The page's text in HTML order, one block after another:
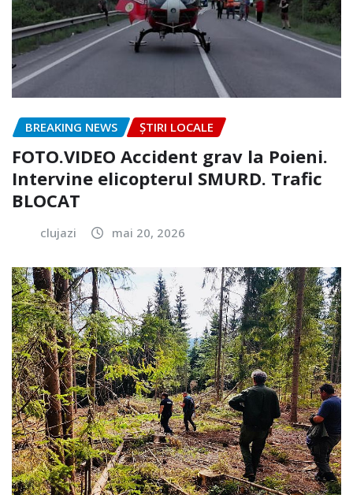
BREAKING NEWS ȘTIRI LOCALE
FOTO.VIDEO Accident grav la Poieni.
Intervine elicopterul SMURD. Trafic
BLOCAT
clujazi mai 20, 2026